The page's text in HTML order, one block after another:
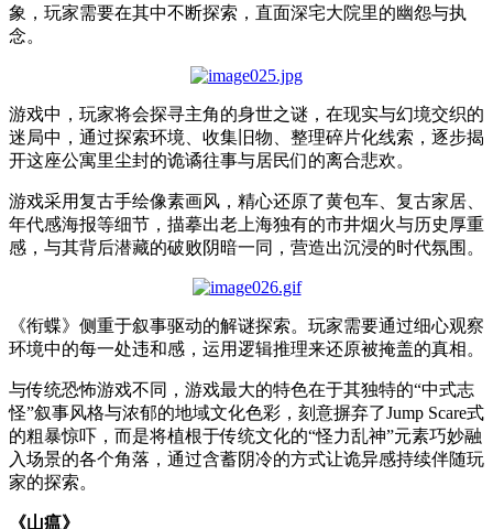
象，玩家需要在其中不断探索，直面深宅大院里的幽怨与执
念。
游戏中，玩家将会探寻主角的身世之谜，在现实与幻境交织的
迷局中，通过探索环境、收集旧物、整理碎片化线索，逐步揭
开这座公寓里尘封的诡谲往事与居民们的离合悲欢。
游戏采用复古手绘像素画风，精心还原了黄包车、复古家居、
年代感海报等细节，描摹出老上海独有的市井烟火与历史厚重
感，与其背后潜藏的破败阴暗一同，营造出沉浸的时代氛围。
《衔蝶》侧重于叙事驱动的解谜探索。玩家需要通过细心观察
环境中的每一处违和感，运用逻辑推理来还原被掩盖的真相。
与传统恐怖游戏不同，游戏最大的特色在于其独特的“中式志
怪”叙事风格与浓郁的地域文化色彩，刻意摒弃了Jump Scare式
的粗暴惊吓，而是将植根于传统文化的“怪力乱神”元素巧妙融
入场景的各个角落，通过含蓄阴冷的方式让诡异感持续伴随玩
家的探索。
《山瘟》